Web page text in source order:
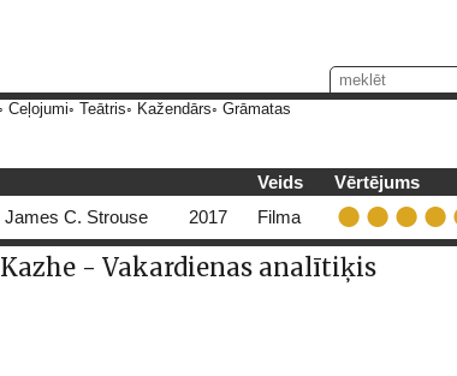
Ceļojumi Teātris Kažendārs Grāmatas
Veids
Vērtējums
James C. Strouse 2017 Filma
Kazhe - Vakardienas analītiķis